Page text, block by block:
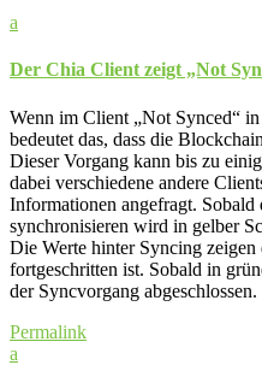
a
Der Chia Client zeigt „Not
Wenn im Client „Not Synced“
bedeutet das, dass die
Dieser Vorgang kann bis zu
dabei verschiedene andere
Informationen angefragt. Sobald
synchronisieren wird in gelber
Die Werte hinter Syncing
fortgeschritten ist. Sobald in
der Syncvorgang abgeschlossen.
Permalink
a